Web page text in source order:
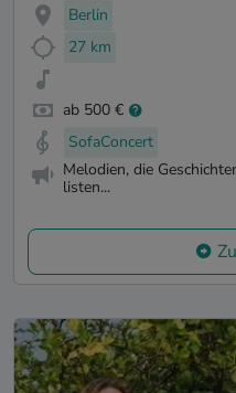
Berlin
27 km
ab 500 €
SofaConcert
Melodien, die
listen...